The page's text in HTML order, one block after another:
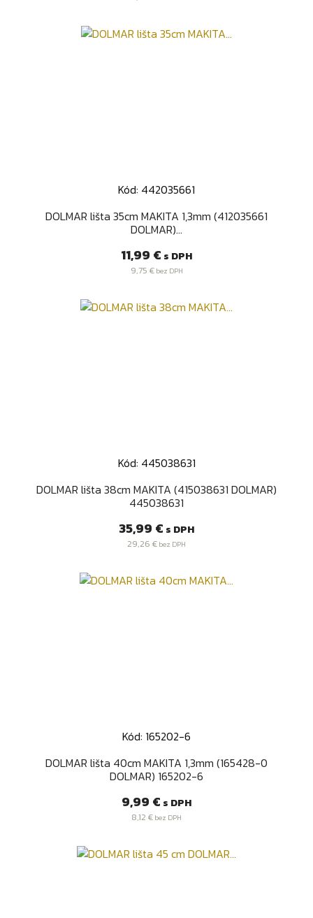
Kód: 442035661
DOLMAR lišta 35cm MAKITA 1,3mm (412035661
DOLMAR)...
Cena
11,99 € s DPH
9,75 €bez DPH
Kód: 445038631
DOLMAR lišta 38cm MAKITA (415038631 DOLMAR)
445038631
Cena
35,99 € s DPH
29,26 € bez DPH
Kód: 165202-6
DOLMAR lišta 40cm MAKITA 1,3mm (165428-0
DOLMAR) 165202-6
Cena
9,99 € s DPH
8,12 € bez DPH